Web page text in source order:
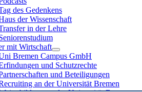
des Gedenkens
der Wissenschaft
in der Lehre
mit Wirtschaft
Bremen Campus GmbH
und Schutzrechte
und Beteiligungen
an der Universität Bremen